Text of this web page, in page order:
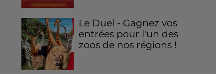
Le Duel - Gagnez vos
entrées pour l'un des
zoos de nos régions !